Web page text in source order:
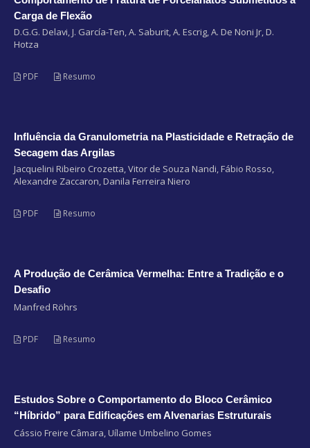
Carga de Flexão
D.G.G. Delavi, J. García-Ten, A. Saburit, A. Escrig, A. De Noni Jr, D.
Hotza
PDF Resumo
Influência da Granulometria na Plasticidade e Retração de
Secagem das Argilas
Jacquelini Ribeiro Crozetta, Vitor de Souza Nandi, Fábio Rosso,
Alexandre Zaccaron, Danila Ferreira Niero
PDF Resumo
A Produção de Cerâmica Vermelha: Entre a Tradição e o
Desafio
Manfred Röhrs
PDF Resumo
Estudos Sobre o Comportamento do Bloco Cerâmico
“Híbrido” para Edificações em Alvenarias Estruturais
Cássio Freire Câmara, Uílame Umbelino Gomes